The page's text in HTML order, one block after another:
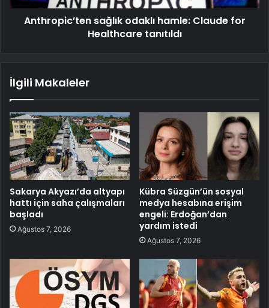
Anthropic’ten sağlık odaklı hamle: Claude for
Healthcare tanıtıldı
İlgili Makaleler
Sakarya Akyazı’da altyapı
hattı için saha çalışmaları
başladı
Ağustos 7, 2026
Kübra Süzgün’ün sosyal
medya hesabına erişim
engeli: Erdoğan’dan
yardım istedi
Ağustos 7, 2026